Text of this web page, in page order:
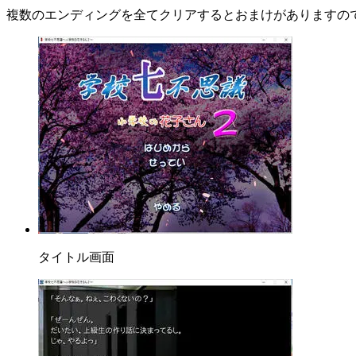
複数のエンディングを全てクリアするとおまけがありますの
タイトル画面